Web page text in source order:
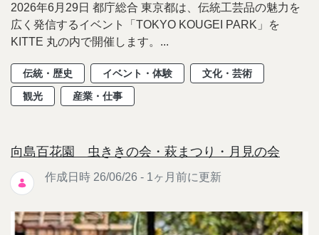
2026年6月29日 都庁総合 東京都は、伝統工芸品の魅力を
広く発信するイベント「TOKYO KOUGEI PARK」を
KITTE 丸の内で開催します。...
伝統・歴史 イベント・体験
文化・芸術
観光
産業・仕事
向島百花園 虫ききの会・萩まつり・月見の会
作成日時 26/06/26 - 1ヶ月前に更新